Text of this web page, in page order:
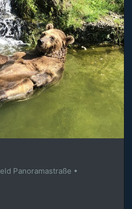
Panoramastraße •